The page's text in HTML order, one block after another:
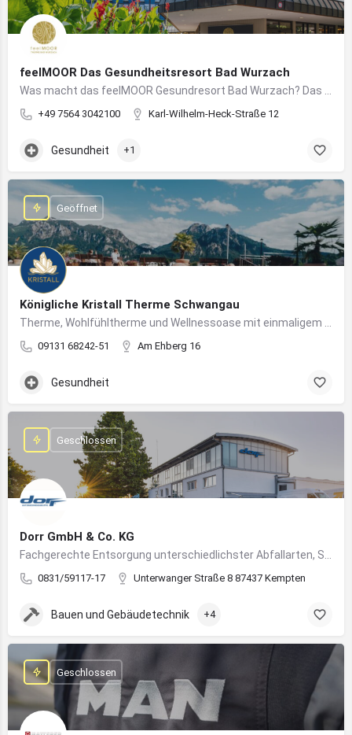
feelMOOR Das Gesundheitsresort Bad Wurzach
+49 7564 3042100 Karl-Wilhelm-Heck-Straße 12
Gesundheit +1
Königliche Kristall Therme Schwangau
09131 68242-51 Am Ehberg 16
Geöffnet
Gesundheit
Dorr GmbH & Co. KG
0831/59117-17 Unterwanger Straße 8 87437 Kempten
Geschlossen
Bauen und Gebäudetechnik +4
Geschlossen